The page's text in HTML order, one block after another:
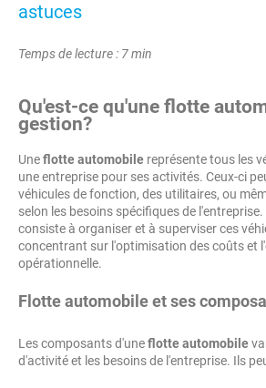
astuces
Temps de lecture : 7 min
Qu'est-ce qu'une flotte
gestion?
Uneflotte automobile représente tous les
une entreprise pour ses activités. Ceux-ci
véhicules de fonction, des utilitaires, ou
selon les besoins spécifiques de l'entreprise.
consiste à organiser et à superviser ces
concentrant sur l'optimisation des coûts et
opérationnelle.
Flotte automobile et ses
Les composants d'uneflotte automobile
d'activité et les besoins de l'entreprise. Ils